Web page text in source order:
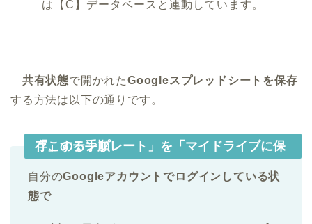
は【C】データベースと連動しています。
共有状態で開かれたGoogleスプレッドシートを保存
する方法は以下の通りです。
「このテンプレート」を「マイドライブに保存」する手順
自分のGoogleアカウントでログインしている状
態で